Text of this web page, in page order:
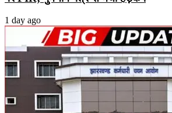
1 day ago